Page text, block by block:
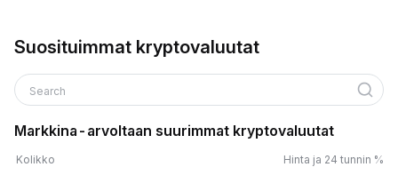
Suosituimmat kryptovaluutat
Search
Markkina-arvoltaan suurimmat kryptovaluutat
Kolikko Hinta ja 24 tunnin %